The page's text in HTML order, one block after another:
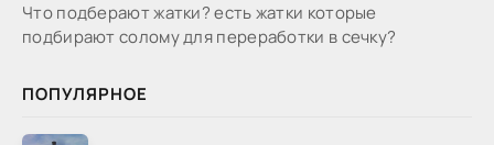
Что подберают жатки? есть жатки которые
подбирают солому для переработки в сечку?
ПОПУЛЯРНОЕ